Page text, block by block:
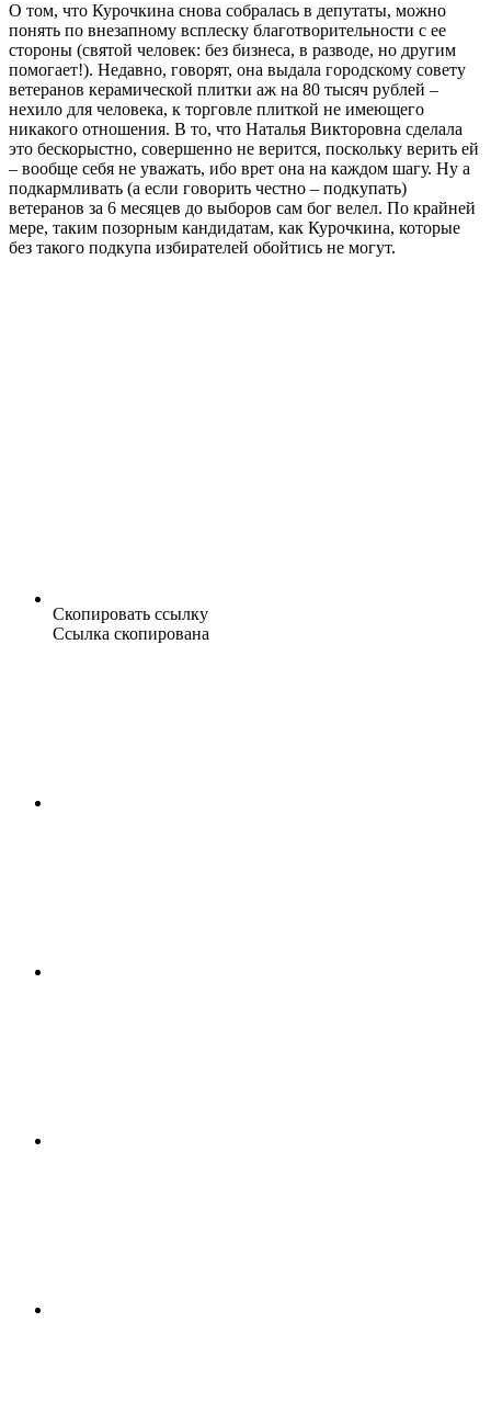
О том, что Курочкина снова собралась в депутаты, можно
понять по внезапному всплеску благотворительности с ее
стороны (святой человек: без бизнеса, в разводе, но другим
помогает!). Недавно, говорят, она выдала городскому совету
ветеранов керамической плитки аж на 80 тысяч рублей –
нехило для человека, к торговле плиткой не имеющего
никакого отношения. В то, что Наталья Викторовна сделала
это бескорыстно, совершенно не верится, поскольку верить ей
– вообще себя не уважать, ибо врет она на каждом шагу. Ну а
подкармливать (а если говорить честно – подкупать)
ветеранов за 6 месяцев до выборов сам бог велел. По крайней
мере, таким позорным кандидатам, как Курочкина, которые
без такого подкупа избирателей обойтись не могут.
Скопировать ссылку
Ссылка скопирована